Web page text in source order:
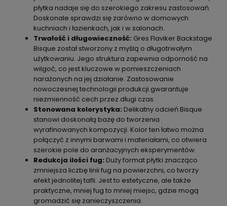
płytka nadaje się do szerokiego zakresu zastosowań.
Doskonale sprawdzi się zarówno w domowych
kuchniach i łazienkach, jak i w salonach.
Trwałość i długowieczność: Gres Flaviker Backstage
Bisque został stworzony z myślą o długotrwałym
użytkowaniu. Jego struktura zapewnia odporność na
wilgoć, co jest kluczowe w pomieszczeniach
narażonych na jej działanie. Zastosowanie
nowoczesnej technologii produkcji gwarantuje
niezmienność cech przez długi czas.
Stonowana kolorystyka: Delikatny odcień Bisque
stanowi doskonałą bazę do tworzenia
wyrafinowanych kompozycji. Kolor ten łatwo można
połączyć z innymi barwami i materiałami, co otwiera
szerokie pole do aranżacyjnych eksperymentów.
Redukcja ilości fug: Duży format płytki znacząco
zmniejsza liczbę linii fug na powierzchni, co tworzy
efekt jednolitej tafli. Jest to estetyczne, ale także
praktyczne, mniej fug to mniej miejsc, gdzie mogą
gromadzić się zanieczyszczenia.